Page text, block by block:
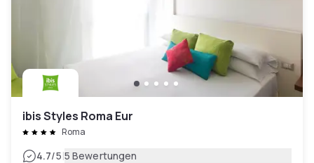
ibis Styles Roma Eur
Roma
4.7/5|5 Bewertungen